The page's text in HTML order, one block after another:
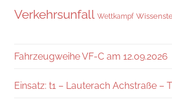
Verkehrsunfall Wettkampf
Fahrzeugweihe VF-C am 12.09.2026
Einsatz: t1 – Lauterach Achstraße –